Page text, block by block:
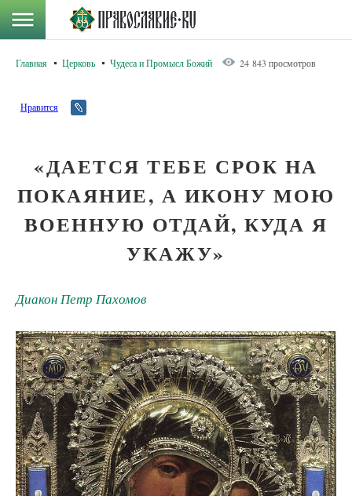
Главная Церковь Чудеса и Промысл Божий 24 843 просмотров
Нравится
«ДАЕТСЯ ТЕБЕ СРОК НА
ПОКАЯНИЕ, А ИКОНУ МОЮ
ВОЕННУЮ ОТДАЙ, КУДА Я
УКАЖУ»
Диакон Петр Пахомов